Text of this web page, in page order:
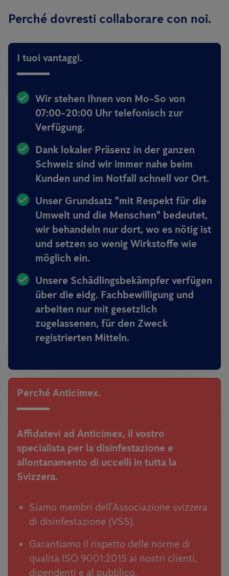
Perché dovresti collaborare con noi.
I tuoi vantaggi.
Wir stehen Ihnen von Mo-So von
07:00-20:00 Uhr telefonisch zur
Verfügung.
Dank lokaler Präsenz in der ganzen
Schweiz sind wir immer nahe beim
Kunden und im Notfall schnell vor Ort.
Unser Grundsatz "mit Respekt für die
Umwelt und die Menschen" bedeutet,
wir behandeln nur dort, wo es nötig ist
und setzen so wenig Wirkstoffe wie
möglich ein.
Unsere Schädlingsbekämpfer verfügen
über die eidg. Fachbewilligung und
arbeiten nur mit gesetzlich
zugelassenen, für den Zweck
registrierten Mitteln.
Perché Anticimex.
Affidatevi ad Anticimex, il vostro
specialista per la disinfestazione e
allontanamento di uccelli in tutta la
Svizzera.
Siamo membri dell'Associazione svizzera
di disinfestazione (VSS).
Garantiamo il rispetto delle norme di
qualità ISO 9001:2015 ai nostri clienti,
dipendenti e al pubblico.